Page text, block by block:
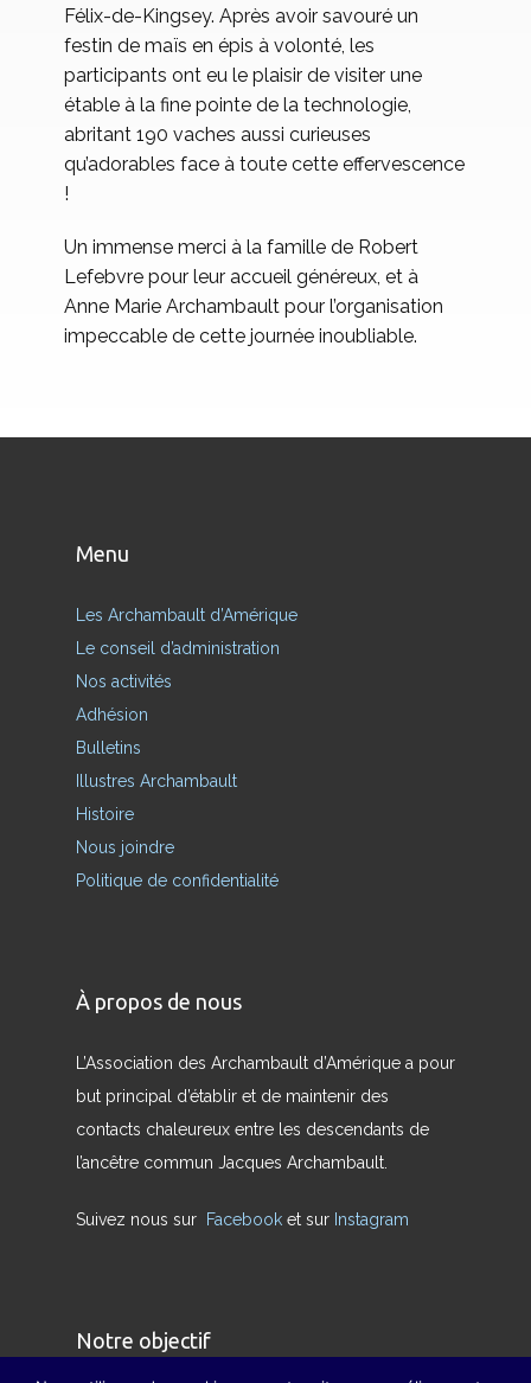
Félix-de-Kingsey. Après avoir savouré un
festin de maïs en épis à volonté, les
participants ont eu le plaisir de visiter une
étable à la fine pointe de la technologie,
abritant 190 vaches aussi curieuses
qu’adorables face à toute cette effervescence
!
Un immense merci à la famille de Robert
Lefebvre pour leur accueil généreux, et à
Anne Marie Archambault pour l’organisation
impeccable de cette journée inoubliable.
Menu
Les Archambault d’Amérique
Le conseil d’administration
Nos activités
Adhésion
Bulletins
Illustres Archambault
Histoire
Nous joindre
Politique de confidentialité
À propos de nous
L’Association des Archambault d’Amérique a pour
but principal d’établir et de maintenir des
contacts chaleureux entre les descendants de
l’ancêtre commun Jacques Archambault.
Suivez nous sur Facebook et sur Instagram
Notre objectif